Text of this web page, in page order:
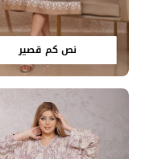
نص كم قصير